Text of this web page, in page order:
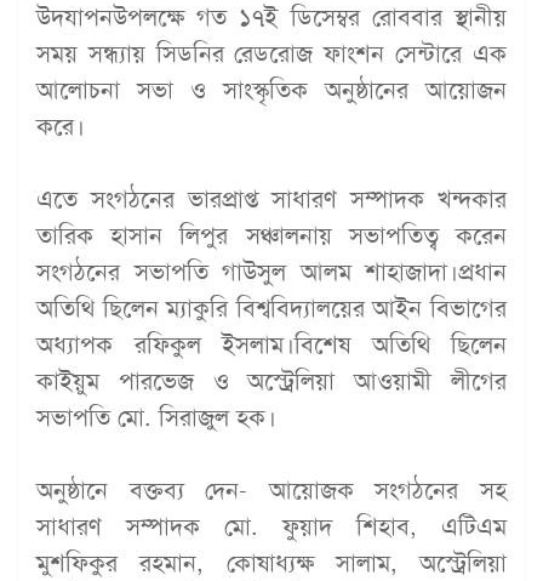
উদযাপনউপলক্ষে গত ১৭ই ডিসেম্বর রোববার স্থানীয়
সময় সন্ধ্যায় সিডনির রেডরোজ ফাংশন সেন্টারে এক
আলোচনা সভা ও সাংস্কৃতিক অনুষ্ঠানের আয়োজন
করে।
এতে সংগঠনের ভারপ্রাপ্ত সাধারণ সম্পাদক খন্দকার
তারিক হাসান লিপুর সঞ্চালনায় সভাপতিত্ব করেন
সংগঠনের সভাপতি গাউসুল আলম শাহাজাদা।প্রধান
অতিথি ছিলেন ম্যাকুরি বিশ্ববিদ্যালয়ের আইন বিভাগের
অধ্যাপক রফিকুল ইসলাম।বিশেষ অতিথি ছিলেন
কাইয়ুম পারভেজ ও অস্ট্রেলিয়া আওয়ামী লীগের
সভাপতি মো. সিরাজুল হক।
অনুষ্ঠানে বক্তব্য দেন- আয়োজক সংগঠনের সহ
সাধারণ সম্পাদক মো. ফুয়াদ শিহাব, এটিএম
মুশফিকুর রহমান, কোষাধ্যক্ষ সালাম, অস্ট্রেলিয়া